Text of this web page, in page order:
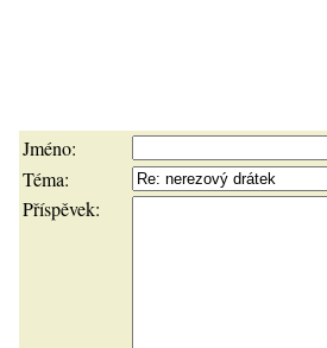
Jméno:
Téma:
Příspěvek: